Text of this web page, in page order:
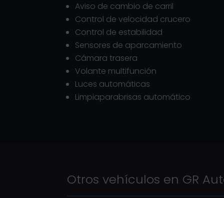
Aviso de cambio de carril
Control de velocidad crucero
Control de estabilidad
Sensores de aparcamiento
Cámara trasera
Volante multifunción
Luces automáticas
Limpiaparabrisas automático
Otros vehículos en GR